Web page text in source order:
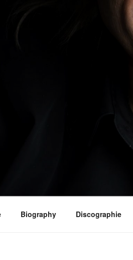
Biography Discographie